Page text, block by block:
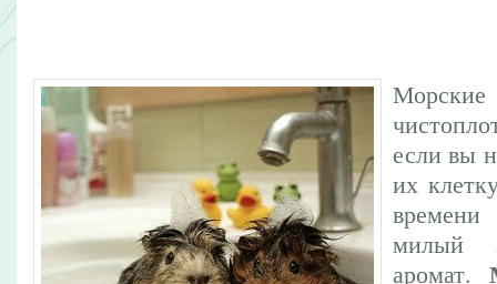
если вы
их
милый
аромат.